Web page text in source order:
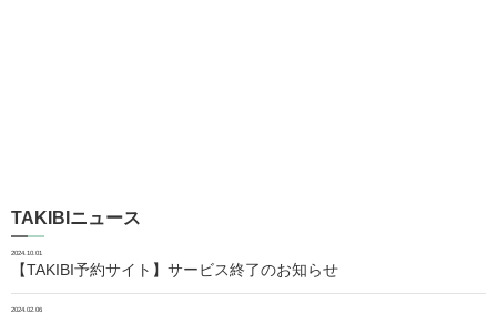
TAKIBIニュース
2024.10.01
【TAKIBI予約サイト】サービス終了のお知らせ
2024.02.06